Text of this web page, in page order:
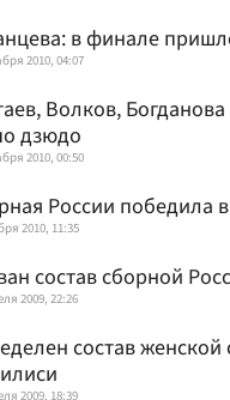
в финале
2010, 04:07
Волков,
дзюдо
2010, 00:50
России победила
2010, 11:35
состав сборной
2009, 22:26
состав
2009, 18:39